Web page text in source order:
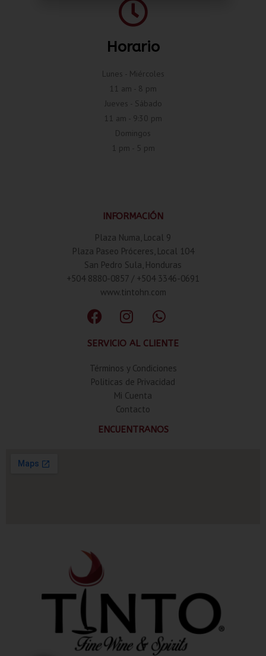
Horario
Lunes - Miércoles
11 am - 8 pm
Jueves - Sábado
11 am - 9:30 pm
Domingos
1 pm - 5 pm
INFORMACIÓN
Plaza Numa, Local 9
Plaza Paseo Próceres, Local 104
San Pedro Sula, Honduras
+504 8880-0857 / +504 3346-0691
www.tintohn.com
SERVICIO AL CLIENTE
Términos y Condiciones
Politicas de Privacidad
Mi Cuenta
Contacto
ENCUENTRANOS